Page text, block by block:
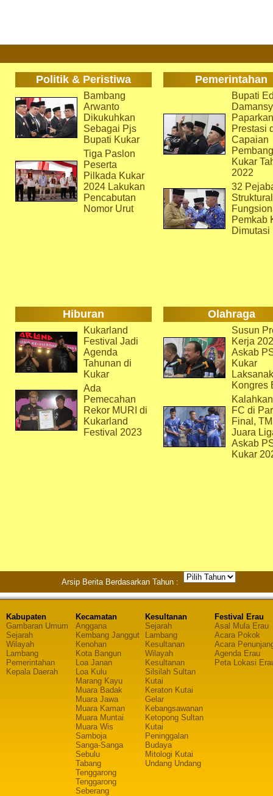
Politik & Peristiwa Pemerintahan
Bambang
Arwanto
Dikukuhkan
Sebagai Pjs
Bupati Kukar
Tiga Paslon
Peserta
Pilkada Kukar
2024 Lakukan
Pencabutan
Nomor Urut
Bupati
Paparkan
Prestasi
Capaian
Kukar
2022
32
Pemkab
Dimutasi
Hiburan Olahraga
Kukarland
Festival Jadi
Agenda
Tahunan di
Kukar
Ada
Pemecahan
Rekor MURI di
Kukarland
Festival 2023
Susun
Kerja
Askab
Kukar
Kongres
FC di
Final,
Juara
Askab
Kukar
Arsip Berita Berdasarkan Tahun :
Kabupaten
Gambaran Umum
Sejarah
Wilayah
Lambang
Pemerintahan
Kepala Daerah
Kecamatan
Anggana
Kembang Janggut
Kenohan
Kota Bangun
Loa Janan
Loa Kulu
Marang Kayu
Muara Badak
Muara Jawa
Muara Kaman
Muara Muntai
Muara Wis
Samboja
Sanga-Sanga
Sebulu
Tabang
Tenggarong
Tenggarong
Seberang
Kesultanan
Sejarah
Lambang
Kesultanan
Wilayah
Kesultanan
Silsilah Sultan
Kutai
Keraton Kutai
Gelar
Kebangsawanan
Ketopong Sultan
Kutai
Peninggalan
Budaya
Mitologi Kutai
Undang Undang
Festival Erau
Asal Mula Erau
Acara Pokok
Acara
Agenda Erau
Peta Lokasi